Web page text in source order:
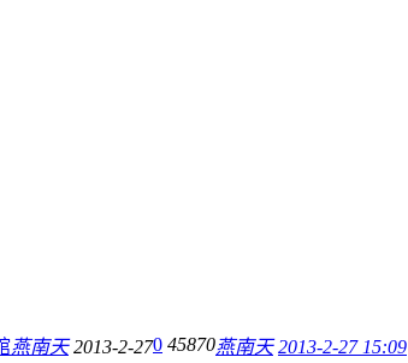
燕南天 2013-2-270 45870燕南天 2013-2-27 15:09